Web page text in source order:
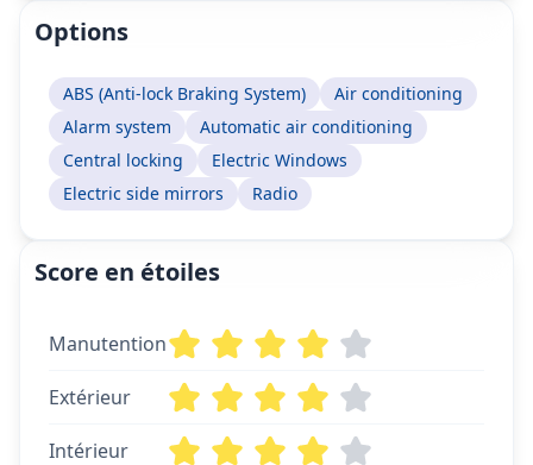
Options
ABS (Anti-lock Braking System)
Air conditioning
Alarm system
Automatic air conditioning
Central locking
Electric Windows
Electric side mirrors
Radio
Score en étoiles
Manutention
Extérieur
Intérieur